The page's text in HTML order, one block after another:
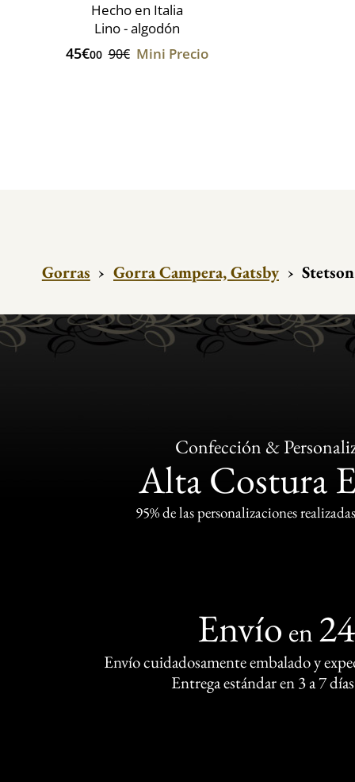
Hecho en Italia
Lino - algodón
45€00 90€ Mini Precio
Gorras › Gorra Campera, Gatsby ›
Confección &
Alta Costura
95% de las personalizaciones
Envío en
Envío cuidadosamente embalado y
Entrega estándar en 3 a 7